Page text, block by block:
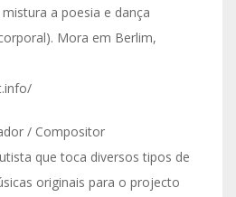
a poesia e dança
Mora em Berlim,
/ Compositor
que toca diversos tipos de
originais para o projecto